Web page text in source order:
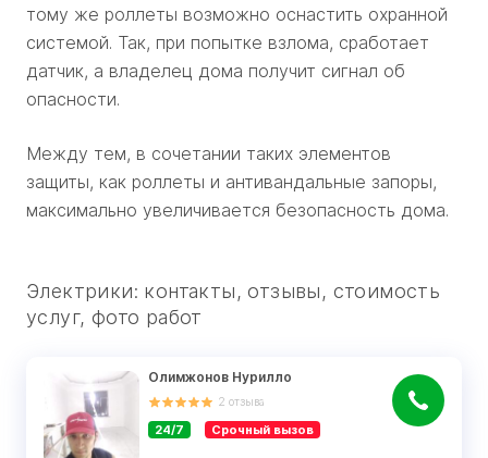
тому же роллеты возможно оснастить охранной
системой. Так, при попытке взлома, сработает
датчик, а владелец дома получит сигнал об
опасности.
Между тем, в сочетании таких элементов
защиты, как роллеты и антивандальные запоры,
максимально увеличивается безопасность дома.
Электрики: контакты, отзывы, стоимость
услуг, фото работ
Олимжонов Нурилло
2 отзыва
24/7 Срочный вызов